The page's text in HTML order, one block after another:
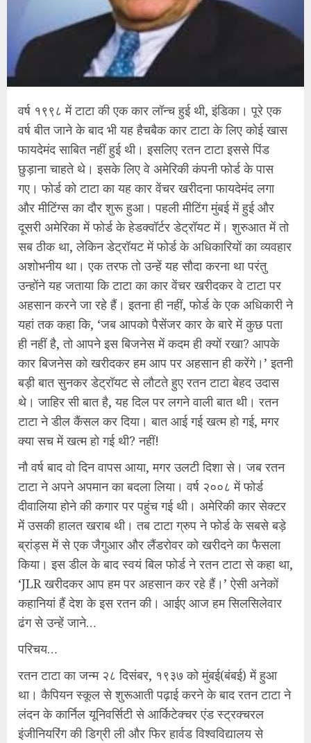
वर्ष १९९८ में टाटा की एक कार लॉन्च हुई थी, इंडिका। पूरे एक
वर्ष बीत जाने के बाद भी यह हैचबैक कार टाटा के लिए कोई खास
फायदेमंद साबित नहीं हुई थी। इसलिए रतन टाटा इससे पिंड
छुड़ाना चाहते थे। इसके लिए वे अमेरिकी कंपनी फोर्ड के पास
गए। फोर्ड को टाटा का यह कार वेंचर खरीदना फायदेमंद लगा
और मीटिंग्स का दौर शुरू हुआ। पहली मीटिंग मुंबई में हुई और
दूसरी अमेरिका में फोर्ड के हेडक्वॉर्टर डेट्रॉयट में। शुरुआत में तो
सब ठीक था, लेकिन डेट्रॉयट में फोर्ड के अधिकारियों का व्यवहार
अशोभनीय था। एक तरफ तो उन्हें यह सौदा करना था परंतु
उन्होंने यह जताया कि टाटा का कार वेंचर खरीदकर वे टाटा पर
अहसान करने जा रहे हैं। इतना ही नहीं, फोर्ड के एक अधिकारी ने
यहां तक कहा कि, ‘जब आपको पैसेंजर कार के बारे में कुछ पता
ही नहीं है, तो आपने इस बिजनेस में कदम ही क्यों रखा? आपके
कार बिजनेस को खरीदकर हम आप पर अहसान ही करेंगे।’ इतनी
बड़ी बात सुनकर डेट्रॉयट से लौटते हुए रतन टाटा बेहद उदास
थे। जाहिर सी बात है, यह दिल पर लगने वाली बात थी। रतन
टाटा ने डील कैंसल कर दिया। बात आई गई खत्म हो गई, मगर
क्या सच में खत्म हो गई थी? नहीं!
नौ वर्ष बाद वो दिन वापस आया, मगर उलटी दिशा से। जब रतन
टाटा ने अपने अपमान का बदला लिया। वर्ष २००८ में फोर्ड
दीवालिया होने की कगार पर पहुंच गई थी। अमेरिकी कार सेक्टर
में उसकी हालत खराब थी। तब टाटा ग्रुप ने फोर्ड के सबसे बड़े
ब्रांड्स में से एक जैगुआर और लैंडरोवर को खरीदने का फैसला
किया। इस डील के बाद स्वयं बिल फोर्ड ने रतन टाटा से कहा था,
‘JLR खरीदकर आप हम पर अहसान कर रहे हैं।’ ऐसी अनेकों
कहानियां हैं देश के इस रतन की। आईए आज हम सिलसिलेवार
ढंग से उन्हें जाने…
परिचय…
रतन टाटा का जन्म २८ दिसंबर, १९३७ को मुंबई(बंबई) में हुआ
था। कैपियन स्कूल से शुरूआती पढ़ाई करने के बाद रतन टाटा ने
लंदन के कार्निल यूनिवर्सिटी से आर्किटेक्चर एंड स्ट्रक्चरल
इंजीनियरिंग की डिग्री ली और फिर हार्वड विश्वविद्यालय से